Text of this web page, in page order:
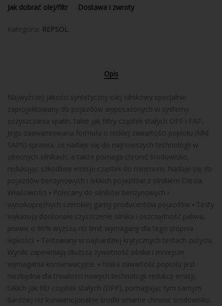
Jak dobrać olej/filtr Dostawa i zwroty
Kategoria: REPSOL
Opis
Najwyższej jakości syntetyczny olej silnikowy specjalnie
zaprojektowany do pojazdów wyposażonych w systemy
oczyszczania spalin, takie jak filtry cząstek stałych DPF i FAP.
Jego zaawansowana formuła o niskiej zawartości popiołu (Mid
SAPS) sprawia, że nadaje się do najnowszych technologii w
obecnych silnikach, a także pomaga chronić środowisko,
redukując szkodliwe emisje cząstek do minimum. Nadaje się do
pojazdów benzynowych i lekkich pojazdów z silnikiem Diesla.
Właściwości ⦁ Polecany do silników benzynowych i
wysokoprężnych szerokiej gamy producentów pojazdów ⦁ Testy
wykazują doskonałe czyszczenie silnika i oszczędność paliwa,
prawie o 90% wyższą niż limit wymagany dla tego stopnia
lepkości. ⦁ Testowany w najbardziej krytycznych testach zużycia.
Wyniki zapewniają dłuższą żywotność silnika i mniejsze
wymagania konserwacyjne. ⦁ Niska zawartość popiołu jest
niezbędna dla trwałości nowych technologii redukcji emisji,
takich jak filtr cząstek stałych (DPF), pomagając tym samym
bardziej niż konwencjonalne środki smarne chronić środowisko.